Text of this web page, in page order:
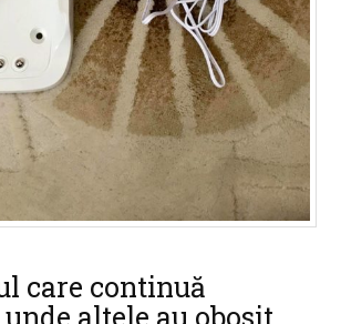
care continuă
altele au obosit